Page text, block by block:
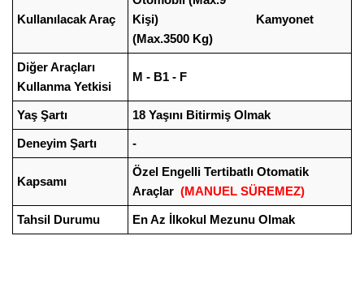
Kullanılacak Araç
Kişi) Kamyonet
(Max.3500 Kg)
Diğer Araçları
Kullanma Yetkisi
M - B1 - F
Yaş Şartı 18 Yaşını Bitirmiş Olmak
Deneyim Şartı -
Kapsamı
Özel Engelli Tertibatlı Otomatik
Araçlar (MANUEL SÜREMEZ)
Tahsil Durumu En Az İlkokul Mezunu Olmak